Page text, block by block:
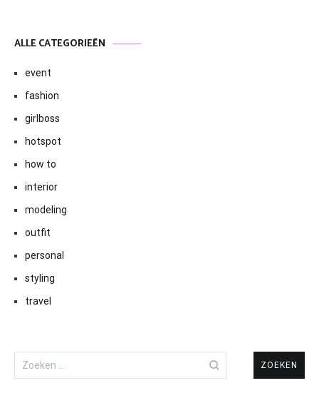
ALLE CATEGORIEËN
event
fashion
girlboss
hotspot
how to
interior
modeling
outfit
personal
styling
travel
Zoeken
naar: